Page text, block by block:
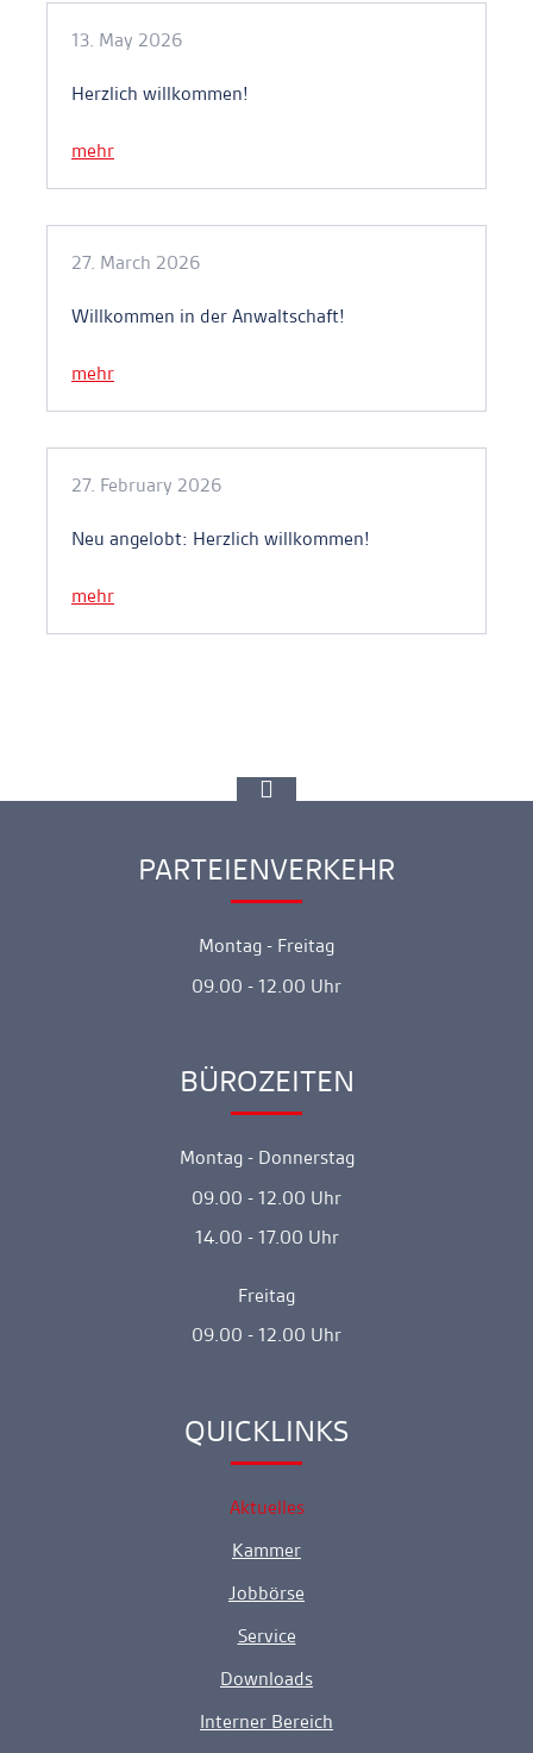
13. May 2026
Herzlich willkommen!
mehr
27. March 2026
Willkommen in der Anwaltschaft!
mehr
27. February 2026
Neu angelobt: Herzlich willkommen!
mehr
Ankerlink
PARTEIENVERKEHR
Montag - Freitag
09.00 - 12.00 Uhr
Ankerlink
BÜROZEITEN
Montag - Donnerstag
09.00 - 12.00 Uhr
14.00 - 17.00 Uhr
Freitag
09.00 - 12.00 Uhr
Ankerlink
QUICKLINKS
Aktuelles
Kammer
Jobbörse
Service
Downloads
Interner Bereich
zur